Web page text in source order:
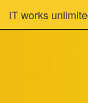
IT works